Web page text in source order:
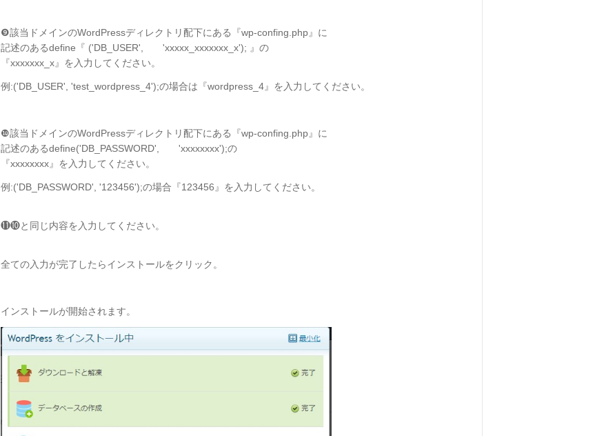
❾該当ドメインのWordPressディレクトリ配下にある『wp-confing.php』に
記述のあるdefine『 ('DB_USER', 'xxxxx_xxxxxxx_x'); 』の
『xxxxxxx_x』を入力してください。
例:('DB_USER', 'test_wordpress_4');の場合は『wordpress_4』を入力してください。
❿該当ドメインのWordPressディレクトリ配下にある『wp-confing.php』に
記述のあるdefine('DB_PASSWORD', 'xxxxxxxx');の
『xxxxxxxx』を入力してください。
例:('DB_PASSWORD', '123456');の場合『123456』を入力してください。
⓫❿と同じ内容を入力してください。
全ての入力が完了したらインストールをクリック。
インストールが開始されます。